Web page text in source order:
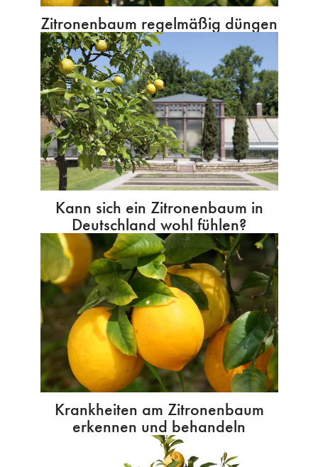
Zitronenbaum regelmäßig düngen
Kann sich ein Zitronenbaum in
Deutschland wohl fühlen?
Krankheiten am Zitronenbaum
erkennen und behandeln